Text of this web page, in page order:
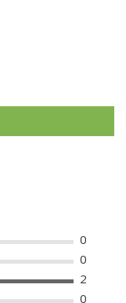
0
0
2
0